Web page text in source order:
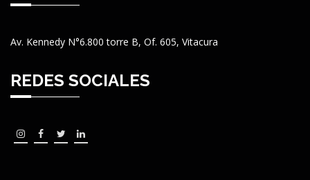
Av. Kennedy N°6.800 torre B, Of. 605, Vitacura
REDES SOCIALES